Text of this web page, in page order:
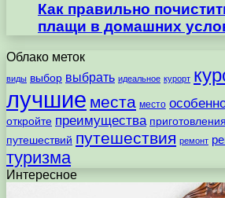
Как правильно
плащи в домашних
Облако меток
виды выбор выбрать идеальное курорт
лучшие места место
откройте преимущества приготовления
путешествий путешествия ремонт
туризма
Интересное